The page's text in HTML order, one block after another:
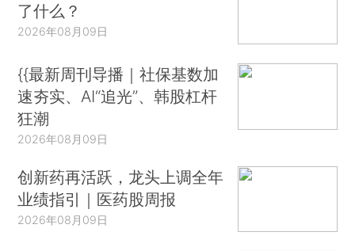
了什么？
2026年08月09日
{{最新周刊导播｜社保基数加
速夯实、AI“追光”、韩股杠杆
狂潮
2026年08月09日
创新药再活跃，龙头上调全年
业绩指引｜医药股周报
2026年08月09日